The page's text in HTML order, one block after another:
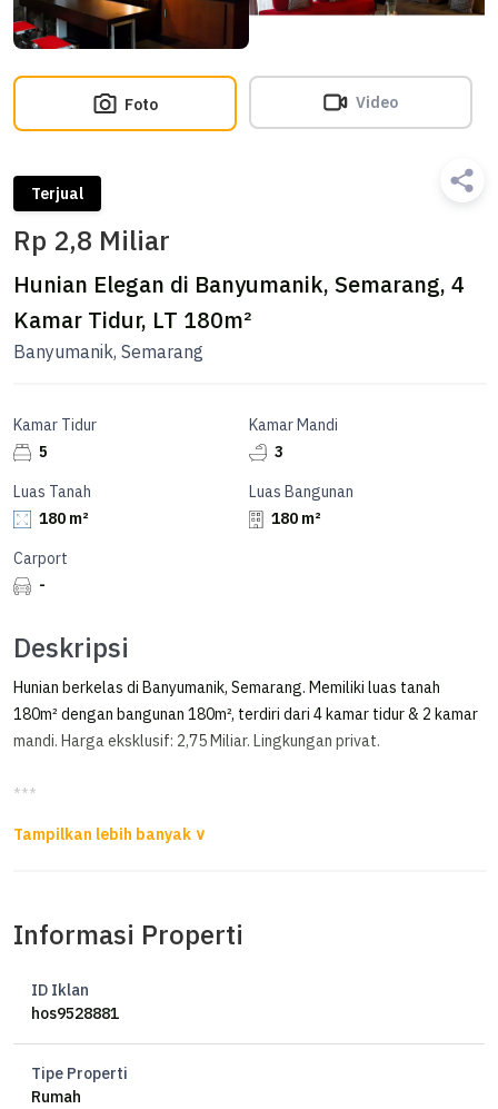
Foto Video
Terjual
Rp 2,8 Miliar
Hunian Elegan di Banyumanik, Semarang, 4
Kamar Tidur, LT 180m²
Banyumanik, Semarang
Kamar Tidur
5
Kamar Mandi
3
Luas Tanah
180 m²
Luas Bangunan
180 m²
Carport
-
Deskripsi
Hunian berkelas di Banyumanik, Semarang. Memiliki luas tanah
180m² dengan bangunan 180m², terdiri dari 4 kamar tidur & 2 kamar
mandi. Harga eksklusif: 2,75 Miliar. Lingkungan privat.
***
Luas Bangunan 180m²
Kamar Mandi 2+1
Listrik 3500 watt
Sertifikat HM
Informasi Properti
ID Iklan
hos9528881
Tipe Properti
Rumah